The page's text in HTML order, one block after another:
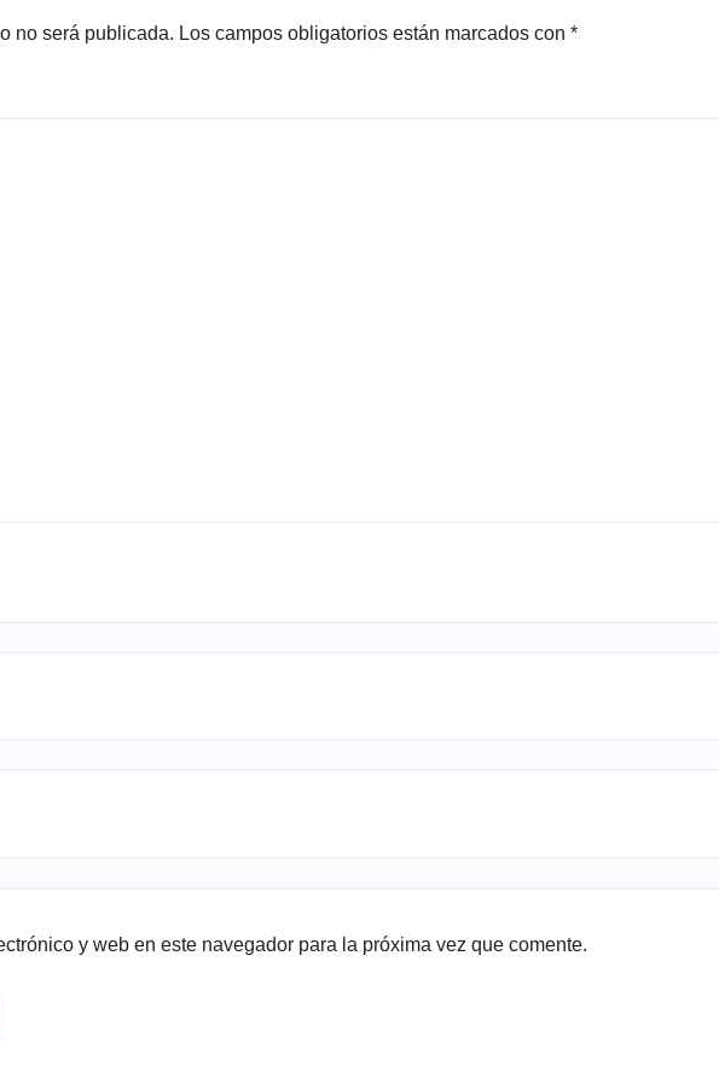
no será publicada. Los campos obligatorios están marcados con *
y web en este navegador para la próxima vez que comente.